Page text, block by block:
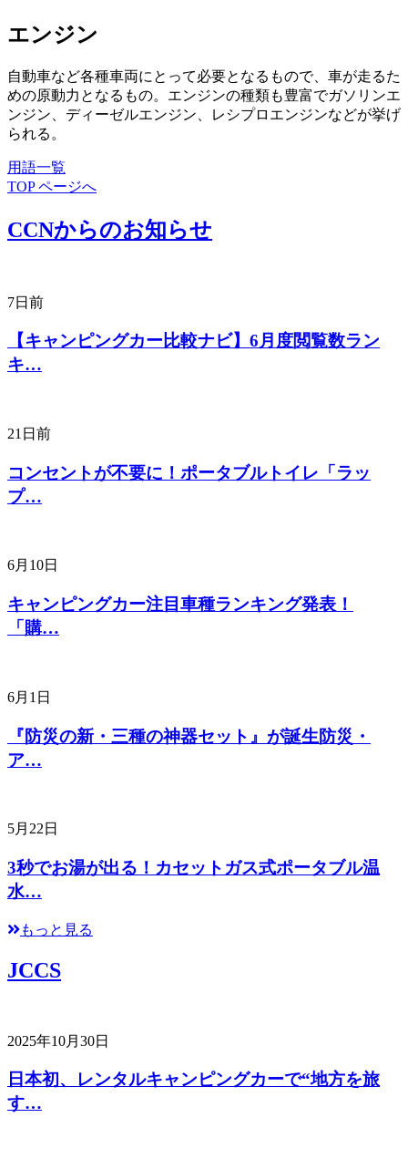
エンジン
自動車など各種車両にとって必要となるもので、車が走るた
めの原動力となるもの。エンジンの種類も豊富でガソリンエ
ンジン、ディーゼルエンジン、レシプロエンジンなどが挙げ
られる。
用語一覧
TOP ページへ
CCNからのお知らせ
7日前
【キャンピングカー比較ナビ】6月度閲覧数ラン
キ…
21日前
コンセントが不要に！ポータブルトイレ「ラッ
プ…
6月10日
キャンピングカー注目車種ランキング発表！
「購…
6月1日
『防災の新・三種の神器セット』が誕生防災・
ア…
5月22日
3秒でお湯が出る！カセットガス式ポータブル温
水…
もっと見る
JCCS
2025年10月30日
日本初、レンタルキャンピングカーで“地方を旅
す…